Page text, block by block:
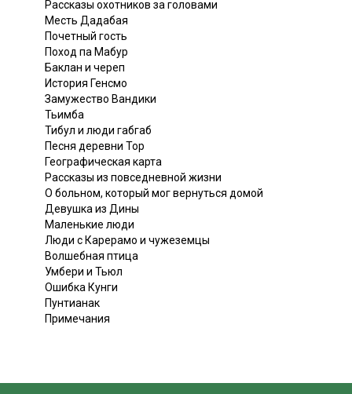
Рассказы охотников за головами
Месть Дадабая
Почетный гость
Поход па Мабур
Баклан и череп
История Генсмо
Замужество Вандики
Тьимба
Тибул и люди габгаб
Песня деревни Тор
Географическая карта
Рассказы из повседневной жизни
О больном, который мог вернуться домой
Девушка из Дины
Маленькие люди
Люди с Карерамо и чужеземцы
Волшебная птица
Умбери и Тьюл
Ошибка Кунги
Пунтианак
Примечания